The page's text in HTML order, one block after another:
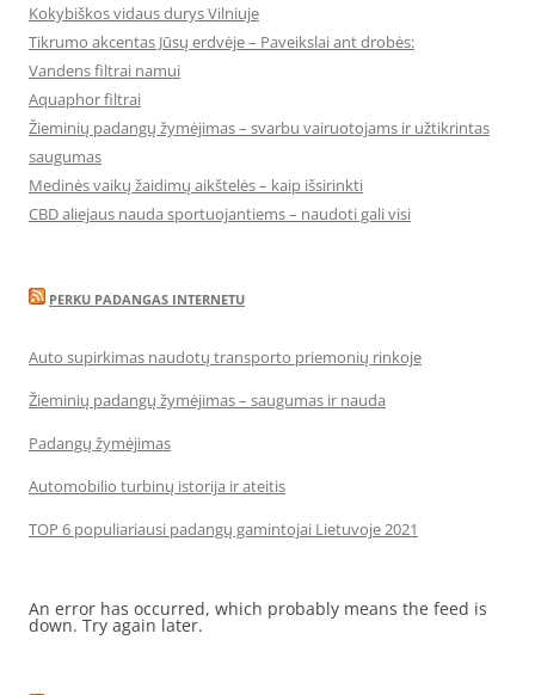
Kokybiškos vidaus durys Vilniuje
Tikrumo akcentas Jūsų erdvėje – Paveikslai ant drobės:
Vandens filtrai namui
Aquaphor filtrai
Žieminių padangų žymėjimas – svarbu vairuotojams ir užtikrintas
saugumas
Medinės vaikų žaidimų aikštelės – kaip išsirinkti
CBD aliejaus nauda sportuojantiems – naudoti gali visi
PERKU PADANGAS INTERNETU
Auto supirkimas naudotų transporto priemonių rinkoje
Žieminių padangų žymėjimas – saugumas ir nauda
Padangų žymėjimas
Automobilio turbinų istorija ir ateitis
TOP 6 populiariausi padangų gamintojai Lietuvoje 2021
An error has occurred, which probably means the feed is
down. Try again later.